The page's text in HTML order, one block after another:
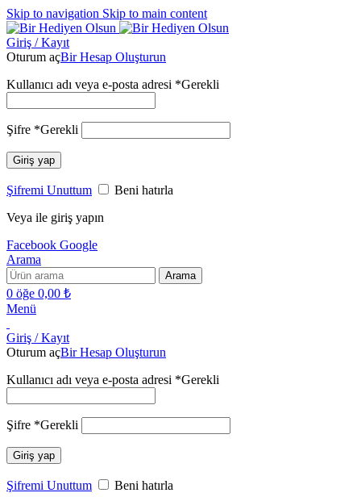
Skip to navigation Skip to main content
Giriş / Kayıt
Oturum açBir Hesap Oluşturun
Kullanıcı adı veya e-posta adresi *Gerekli
Şifre *Gerekli
Giriş yap
Şifremi Unuttum
Beni hatırla
Veya ile giriş yapın
Facebook Google
Arama
Arama
0 öğe 0,00 ₺
Menü
Giriş / Kayıt
Oturum açBir Hesap Oluşturun
Kullanıcı adı veya e-posta adresi *Gerekli
Şifre *Gerekli
Giriş yap
Şifremi Unuttum
Beni hatırla